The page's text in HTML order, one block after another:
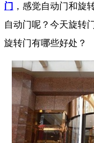
门 ，感觉自动门和旋
自动门呢？今天旋转
旋转门有哪些好处？